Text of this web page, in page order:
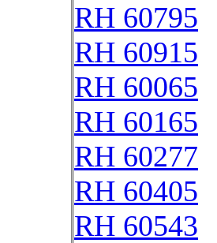
RH 60795
RH 60915
RH 60065
RH 60165
RH 60277
RH 60405
RH 60543